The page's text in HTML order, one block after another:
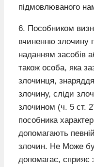
підмовлюваного
6. Пособником
вчиненню злочину
наданням засобів
також особа, яка
злочинця,
злочину, сліди
злочином (ч. 5 ст.
пособника
допомагають
злочин. Не Може
допомагає, сприяє